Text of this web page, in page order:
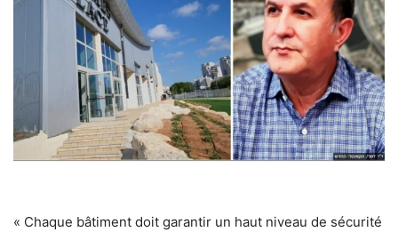
« Chaque bâtiment doit garantir un haut niveau de sécurité